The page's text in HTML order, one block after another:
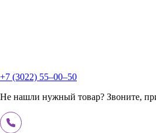
+7 (3022) 55‒00‒50
Не нашли нужный товар? Звоните,